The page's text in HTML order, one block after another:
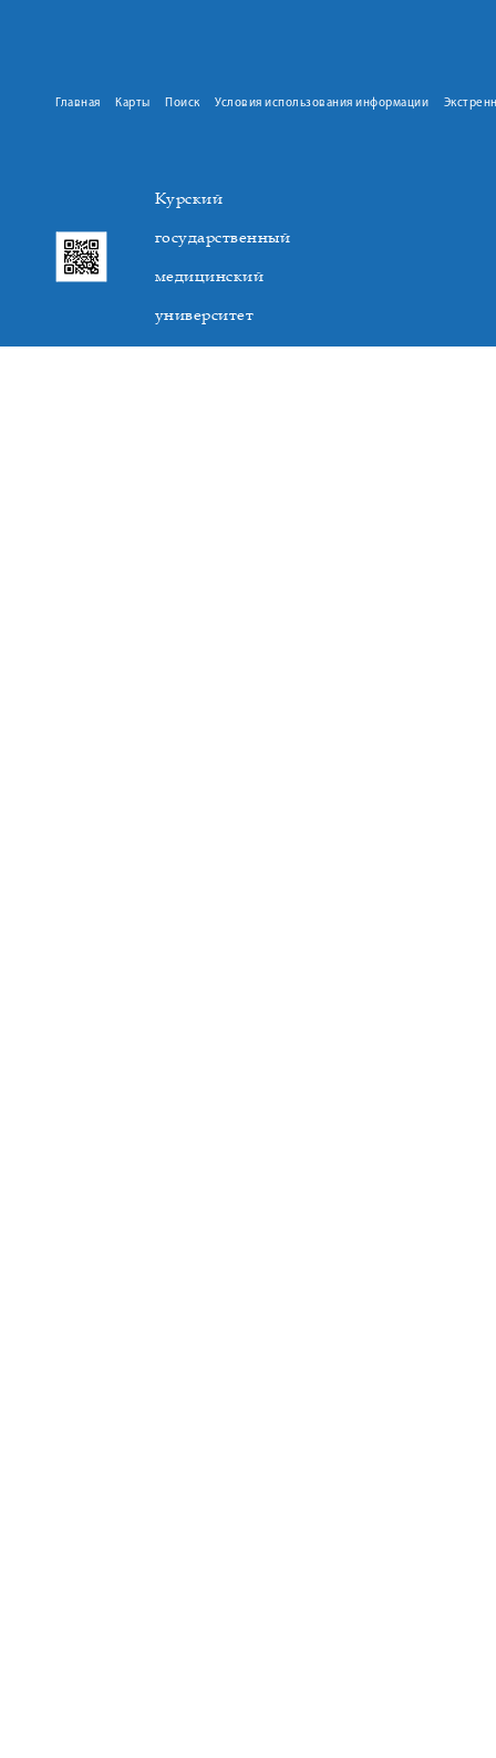
Главная Карты Поиск Условия использования информации
Курский
государственный
медицинский
университет